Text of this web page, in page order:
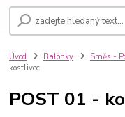
Úvod Balónky Směs -
kostlivec
POST 01 -